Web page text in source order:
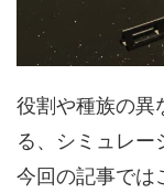
役割や種族の異
る、シミュレー
今回の記事で